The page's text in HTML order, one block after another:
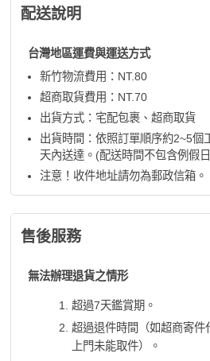
配送說明
台灣地區運費與運送方式
新竹物流費用：NT.80
超商取貨費用：NT.70
出貨方式：宅配包裹、超商取貨
出貨時間：依照訂單順序約2~5個
天內送達。(配送時間不包含例假
注意！收件地址請勿為郵政信箱。
售後服務
無法辦理退貨之情形
超過7天鑑賞期。
超過退件時間（如超商寄件
上門未能取件）。